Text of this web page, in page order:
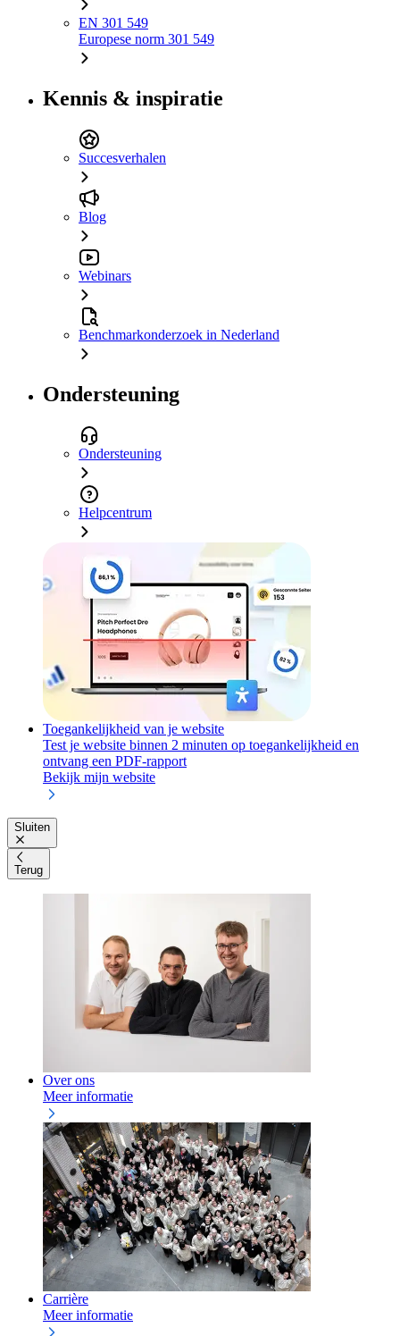
EN 301 549
Europese norm 301 549
Kennis & inspiratie
Succesverhalen
Blog
Webinars
Benchmarkonderzoek in Nederland
Ondersteuning
Ondersteuning
Helpcentrum
Toegankelijkheid van je website
Test je website binnen 2 minuten op toegankelijkheid en
ontvang een PDF-rapport
Bekijk mijn website
Sluiten
Terug
Over ons
Meer informatie
Carrière
Meer informatie